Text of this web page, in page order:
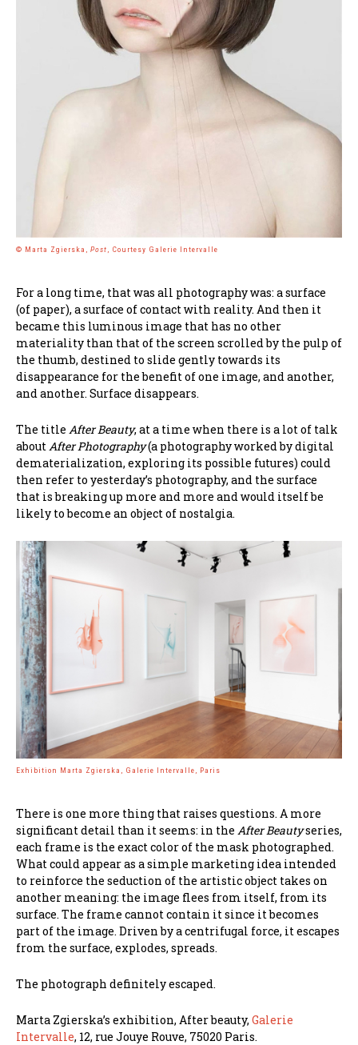
© Marta Zgierska, Post , Courtesy Galerie Intervalle
For a long time, that was all photography was: a surface
(of paper), a surface of contact with reality. And then it
became this luminous image that has no other
materiality than that of the screen scrolled by the pulp of
the thumb, destined to slide gently towards its
disappearance for the benefit of one image, and another,
and another. Surface disappears.
The title After Beauty, at a time when there is a lot of talk
aboutAfter Photography(a photography worked by digital
dematerialization, exploring its possible futures) could
then refer to yesterday’s photography, and the surface
that is breaking up more and more and would itself be
likely to become an object of nostalgia.
Exhibition Marta Zgierska, Galerie Intervalle, Paris
There is one more thing that raises questions. A more
significant detail than it seems: in the After Beautyseries,
each frame is the exact color of the mask photographed.
What could appear as a simple marketing idea intended
to reinforce the seduction of the artistic object takes on
another meaning: the image flees from itself, from its
surface. The frame cannot contain it since it becomes
part of the image. Driven by a centrifugal force, it escapes
from the surface, explodes, spreads.
The photograph definitely escaped.
Marta Zgierska’s exhibition, After beauty, Galerie
Intervalle, 12, rue Jouye Rouve, 75020 Paris.